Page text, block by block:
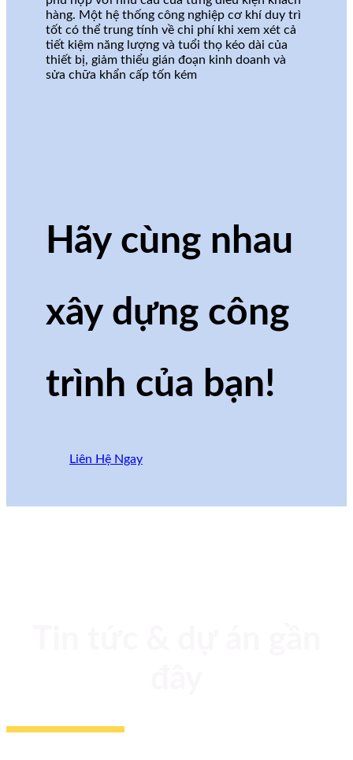
hàng. Một hệ thống công nghiệp cơ khí duy trì
tốt có thể trung tính về chi phí khi xem xét cả
tiết kiệm năng lượng và tuổi thọ kéo dài của
thiết bị, giảm thiểu gián đoạn kinh doanh và
sửa chữa khẩn cấp tốn kém
Hãy cùng nhau
xây dựng công
trình của bạn!
Liên Hệ Ngay